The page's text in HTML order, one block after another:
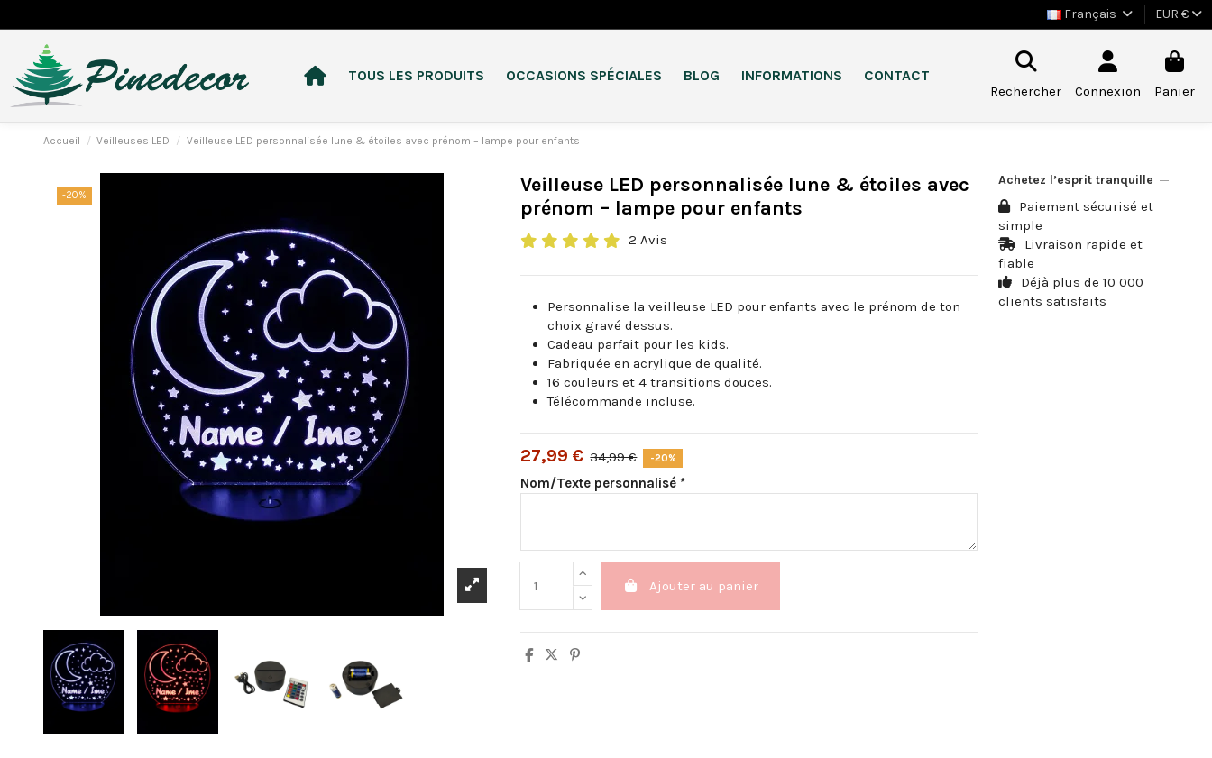
Français EUR €
TOUS LES PRODUITS OCCASIONS SPÉCIALES BLOG INFORMATIONS CONTACT
Rechercher Connexion Panier
Accueil Veilleuses LED Veilleuse LED personnalisée lune & étoiles avec prénom – lampe pour enfants
-20%
Veilleuse LED personnalisée lune & étoiles avec
prénom – lampe pour enfants
2 Avis
Personnalise la veilleuse LED pour enfants avec le prénom de ton
choix gravé dessus.
Cadeau parfait pour les kids.
Fabriquée en acrylique de qualité.
16 couleurs et 4 transitions douces.
Télécommande incluse.
27,99 € 34,99 € -20%
Nom/Texte personnalisé *
Ajouter au panier
Achetez l’esprit tranquille
Paiement sécurisé et
simple
Livraison rapide et
fiable
Déjà plus de 10 000
clients satisfaits